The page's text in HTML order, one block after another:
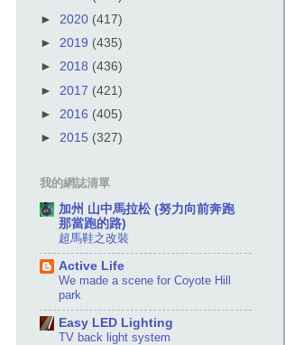
► 2020 (417)
► 2019 (435)
► 2018 (436)
► 2017 (421)
► 2016 (405)
► 2015 (327)
我的網誌清單
加州 山中馬拉松 (努力向前奔跑
那當跑的路)
超馬鞋之改裝
Active Life
We made a scene for Coyote Hill
park
Easy LED Lighting
TV back light system